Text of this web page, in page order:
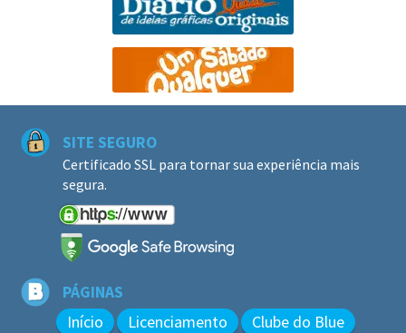
SITE SEGURO
Certificado SSL para tornar sua experiência mais
segura.
PÁGINAS
Início Licenciamento
Clube do Blue